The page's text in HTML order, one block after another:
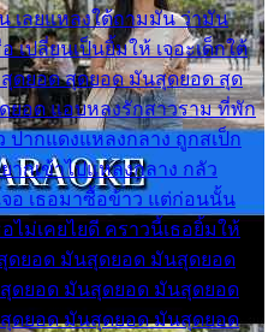
เลยแหลงใต้ถามมัน ว่ามัน
ปลี่ยนเป็นยิ้มให้ เจอะเด็กใต้
ดยอด สุดยอด มันสุดยอด สุด
ยอด แอบหลงรักสาวราม ที่พัก
ปากแดงแหลงกลาง ถูกสเป็ก
ากเข้าไปแหลงกลาง กลัว
อ เธอมาซื้อข้าว แต่ก่อนนั้น
อไม่เคยไยดี คราวนี้เธอยิ้มให้
ดยอด มันสุดยอด มันสุดยอด
ดยอด มันสุดยอด มันสุดยอด
ดยอด มันสุดยอด มันสุดยอด